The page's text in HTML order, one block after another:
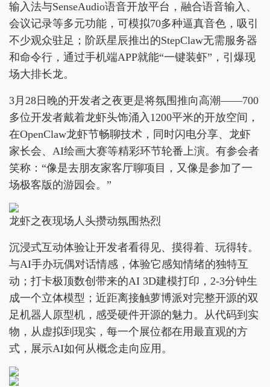
输入法与SenseAudio语音开放平台，融合语音输入、
会议记录等多元功能，可模拟70多种逼真音色，吸引
不少观众驻足；阶跃星辰推出的StepClaw无需服务器
和命令行，通过手机端APP就能“一键装虾”，引爆现
场大排长龙。
3月28日晚的开发者之夜更是将氛围推向高潮——700
多位开发者戴着龙虾头饰涌入1200平米的开放空间，
在OpenClaw龙虾节畅聊技术，同时闪电分享、龙虾
家长会、AI绘画大赛等精彩环节轮番上演。有参会者
笑称：“像是去朋友家客厅聊项目，又像是参加了一
场极客版的游园会。”
龙虾之夜现场人头攒动氛围热烈
沉浸式互动体验让开发者看得见、摸得着、玩得转。
与AI手办玩偶对话情感，体验它感知情绪的独特互
动；打卡极顶数创带来的AI 3D建模打印，2-3分钟生
成一个立体模型；近距离接触萝博派对完整开源的双
足机器人原型机，感受硬件开源的魅力。从代码到实
物，从虚拟到现实，每一个展位都在用最直观的方
式，展示AI如何从概念走向应用。